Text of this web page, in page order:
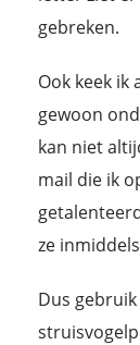
gebreken.
Ook keek ik
gewoon
kan niet
mail die ik
ze
Dus